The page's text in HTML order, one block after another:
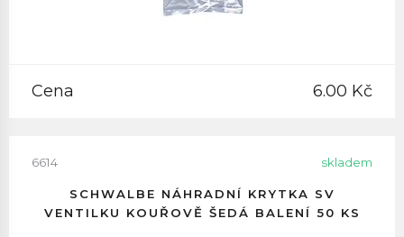
Cena 6.00 Kč
6614 skladem
SCHWALBE NÁHRADNÍ KRYTKA SV
VENTILKU KOUŘOVĚ ŠEDÁ BALENÍ 50 KS